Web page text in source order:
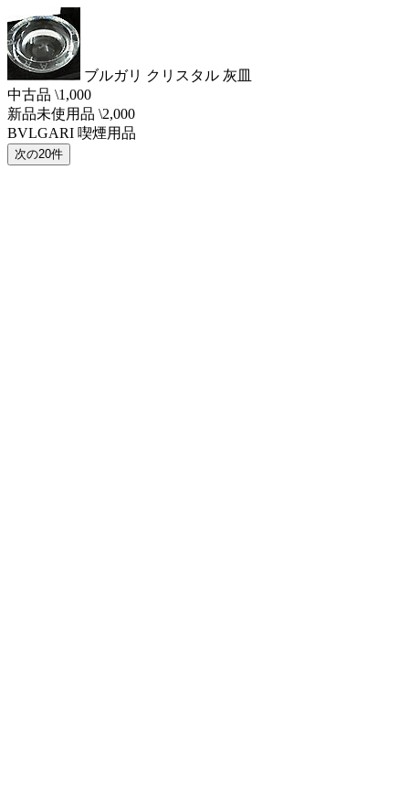
ブルガリ クリスタル 灰皿
中古品 \1,000
新品未使用品 \2,000
BVLGARI 喫煙用品